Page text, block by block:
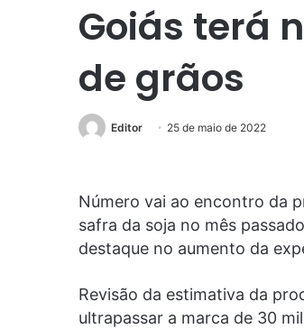
Goiás terá
de grãos
Editor 25 de maio de 2022
Número vai ao encontro da
safra da soja no mês
destaque no aumento da
Revisão da estimativa da
ultrapassar a marca de 30